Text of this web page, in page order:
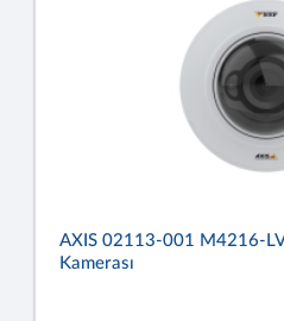
AXIS 02113-001 M4216-
Kamerası